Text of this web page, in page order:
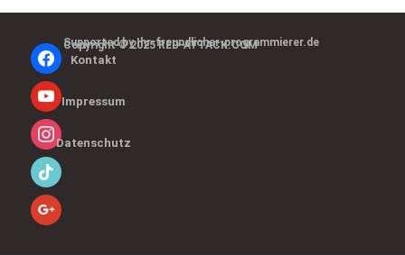
Kontakt
Impressum
Datenschutz
Copyright © 2025 RED-ATTACK.COM
Supported by Ihr-freundlicher-programmierer.de